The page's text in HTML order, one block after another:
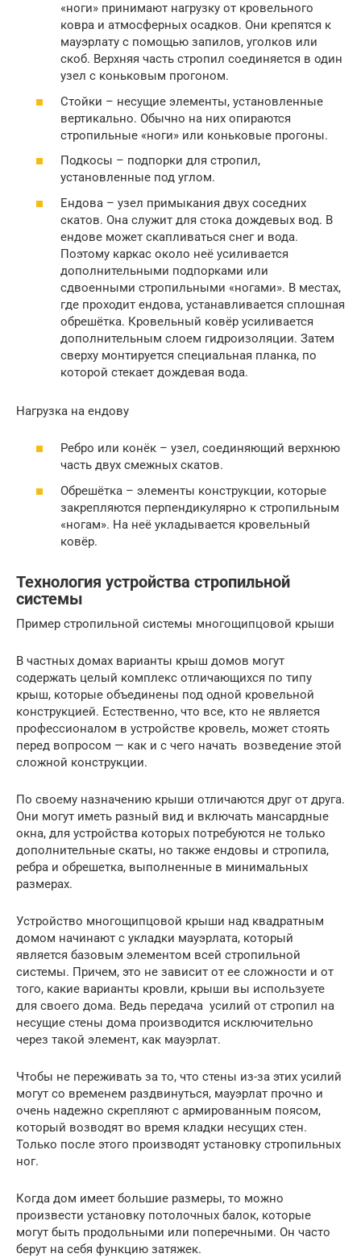
«ноги» принимают нагрузку от кровельного
ковра и атмосферных осадков. Они крепятся к
мауэрлату с помощью запилов, уголков или
скоб. Верхняя часть стропил соединяется в один
узел с коньковым прогоном.
Стойки – несущие элементы, установленные
вертикально. Обычно на них опираются
стропильные «ноги» или коньковые прогоны.
Подкосы – подпорки для стропил,
установленные под углом.
Ендова – узел примыкания двух соседних
скатов. Она служит для стока дождевых вод. В
ендове может скапливаться снег и вода.
Поэтому каркас около неё усиливается
дополнительными подпорками или
сдвоенными стропильными «ногами». В местах,
где проходит ендова, устанавливается сплошная
обрешётка. Кровельный ковёр усиливается
дополнительным слоем гидроизоляции. Затем
сверху монтируется специальная планка, по
которой стекает дождевая вода.
Нагрузка на ендову
Ребро или конёк – узел, соединяющий верхнюю
часть двух смежных скатов.
Обрешётка – элементы конструкции, которые
закрепляются перпендикулярно к стропильным
«ногам». На неё укладывается кровельный
ковёр.
Технология устройства стропильной
системы
Пример стропильной системы многощипцовой крыши
В частных домах варианты крыш домов могут
содержать целый комплекс отличающихся по типу
крыш, которые объединены под одной кровельной
конструкцией. Естественно, что все, кто не является
профессионалом в устройстве кровель, может стоять
перед вопросом — как и с чего начать возведение этой
сложной конструкции.
По своему назначению крыши отличаются друг от друга.
Они могут иметь разный вид и включать мансардные
окна, для устройства которых потребуются не только
дополнительные скаты, но также ендовы и стропила,
ребра и обрешетка, выполненные в минимальных
размерах.
Устройство многощипцовой крыши над квадратным
домом начинают с укладки мауэрлата, который
является базовым элементом всей стропильной
системы. Причем, это не зависит от ее сложности и от
того, какие варианты кровли, крыши вы используете
для своего дома. Ведь передача усилий от стропил на
несущие стены дома производится исключительно
через такой элемент, как мауэрлат.
Чтобы не переживать за то, что стены из-за этих усилий
могут со временем раздвинуться, мауэрлат прочно и
очень надежно скрепляют с армированным поясом,
который возводят во время кладки несущих стен.
Только после этого производят установку стропильных
ног.
Когда дом имеет большие размеры, то можно
произвести установку потолочных балок, которые
могут быть продольными или поперечными. Он часто
берут на себя функцию затяжек.